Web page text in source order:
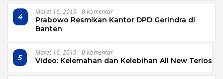
4
Maret 16, 2019 0 Komentar
Prabowo Resmikan Kantor DPD Gerindra di
Banten
5
Maret 16, 2019 0 Komentar
Video: Kelemahan dan Kelebihan All New Terios